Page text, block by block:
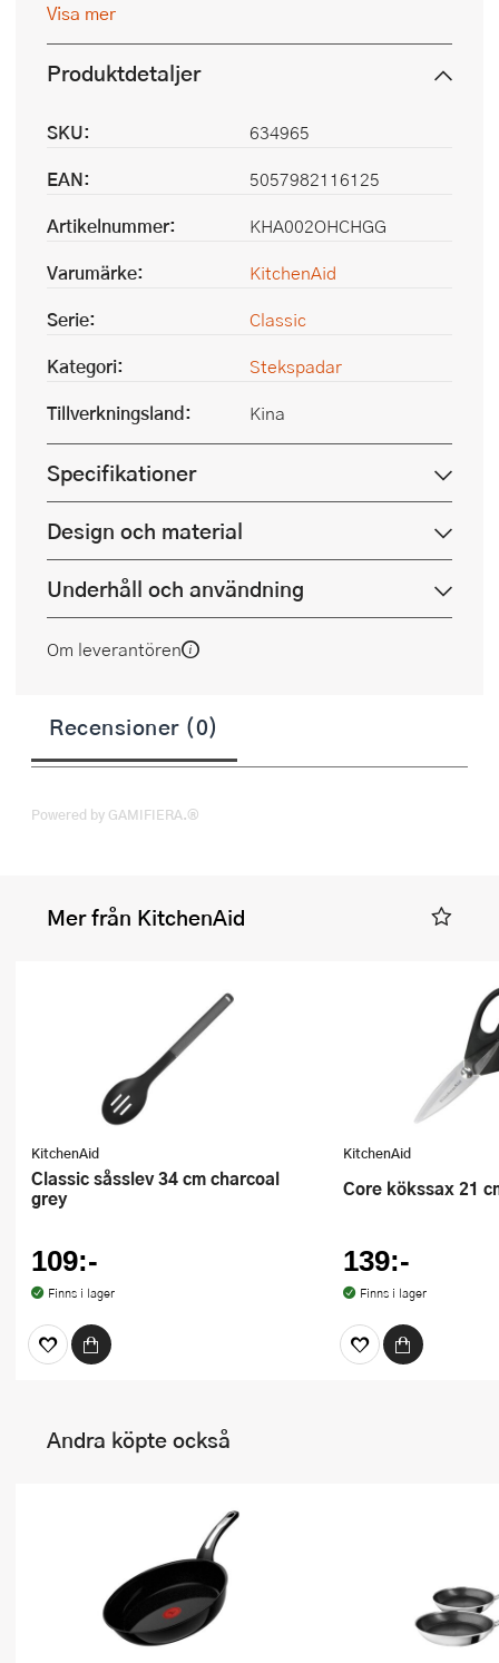
Visa mer
Produktdetaljer
SKU:
634965
EAN:
5057982116125
Artikelnummer:
KHA002OHCHGG
Varumärke:
KitchenAid
Serie:
Classic
Kategori:
Stekspadar
Tillverkningsland:
Kina
Specifikationer
Design och material
Underhåll och användning
Om leverantören
Recensioner (0)
Powered by GAMIFIERA.®
Mer från KitchenAid
KitchenAid
Classic såsslev 34 cm charcoal
grey
109:-
Finns i lager
KitchenAid
Core kökssax 21
139:-
Finns i lager
Andra köpte också